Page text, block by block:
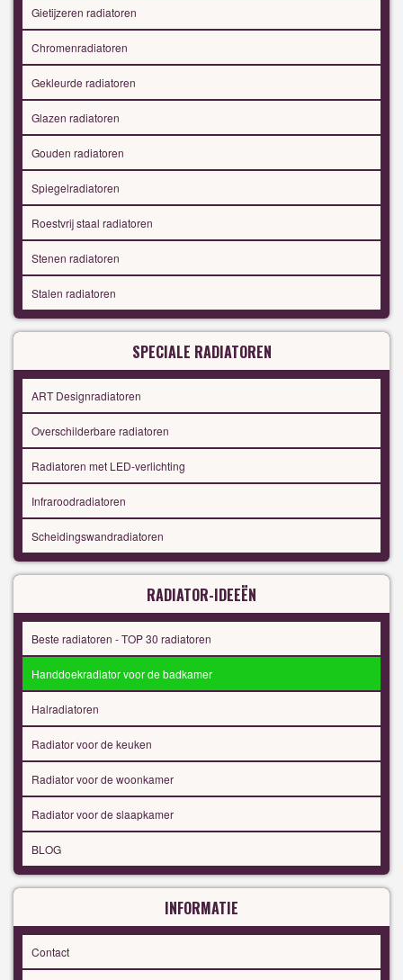
Gietijzeren radiatoren
Chromenradiatoren
Gekleurde radiatoren
Glazen radiatoren
Gouden radiatoren
Spiegelradiatoren
Roestvrij staal radiatoren
Stenen radiatoren
Stalen radiatoren
SPECIALE RADIATOREN
ART Designradiatoren
Overschilderbare radiatoren
Radiatoren met LED-verlichting
Infraroodradiatoren
Scheidingswandradiatoren
RADIATOR-IDEEËN
Beste radiatoren - TOP 30 radiatoren
Handdoekradiator voor de badkamer
Halradiatoren
Radiator voor de keuken
Radiator voor de woonkamer
Radiator voor de slaapkamer
BLOG
INFORMATIE
Contact